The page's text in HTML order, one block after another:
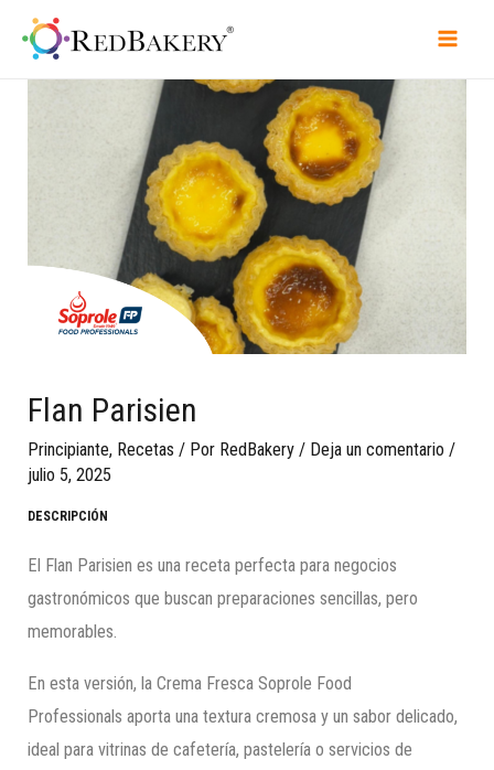
Flan Parisien
Principiante, Recetas / Por RedBakery / Deja un comentario /
julio 5, 2025
DESCRIPCIÓN
El Flan Parisien es una receta perfecta para negocios
gastronómicos que buscan preparaciones sencillas, pero
memorables.
En esta versión, la Crema Fresca Soprole Food
Professionals aporta una textura cremosa y un sabor delicado,
ideal para vitrinas de cafetería, pastelería o servicios de